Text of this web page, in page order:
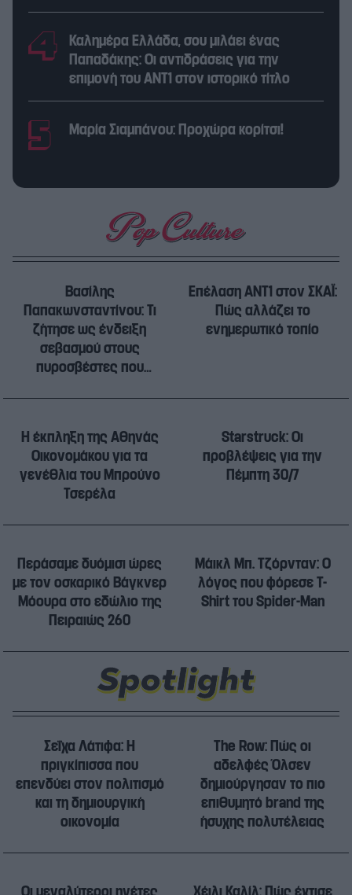
Καλημέρα Ελλάδα, σου μιλάει ένας
Παπαδάκης: Οι αντιδράσεις για την
επιμονή του ΑΝΤ1 στον ιστορικό τίτλο
Μαρία Σιαμπάνου: Προχώρα κορίτσι!
Βασίλης
Παπακωνσταντίνου: Τι
ζήτησε ως ένδειξη
σεβασμού στους
πυροσβέστες που
Eπέλαση ANT1 στον ΣΚΑΪ:
Πώς αλλάζει το
ενημερωτικό τοπίο
H έκπληξη της Αθηνάς
Οικονομάκου για τα
γενέθλια του Μπρούνο
Τσερέλα
Starstruck: Οι
προβλέψεις για την
Πέμπτη 30/7
Περάσαμε δυόμισι ώρες
με τον οσκαρικό Βάγκνερ
Μόουρα στο εδώλιο της
Πειραιώς 260
Μάικλ Μπ. Τζόρνταν: Ο
λόγος που φόρεσε T-
Shirt του Spider-Man
Σεΐχα Λάτιφα: Η
πριγκίπισσα που
επενδύει στον πολιτισμό
και τη δημιουργική
οικονομία
The Row: Πώς οι
αδελφές Όλσεν
δημιούργησαν το πιο
επιθυμητό brand της
ήσυχης πολυτέλειας